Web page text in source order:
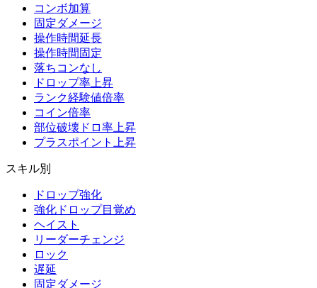
コンボ加算
固定ダメージ
操作時間延長
操作時間固定
落ちコンなし
ドロップ率上昇
ランク経験値倍率
コイン倍率
部位破壊ドロ率上昇
プラスポイント上昇
スキル別
ドロップ強化
強化ドロップ目覚め
ヘイスト
リーダーチェンジ
ロック
遅延
固定ダメージ